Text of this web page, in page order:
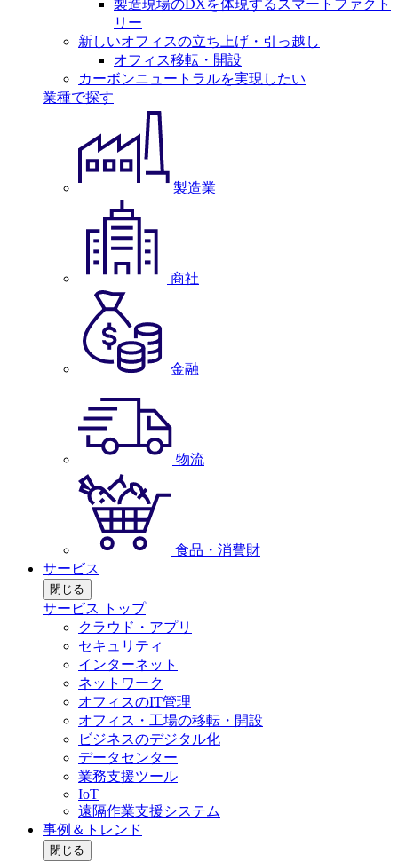
製造現場のDXを体現するスマートファクト
リー
新しいオフィスの立ち上げ・引っ越し
オフィス移転・開設
カーボンニュートラルを実現したい
業種で探す
製造業
商社
金融
物流
食品・消費財
サービス
閉じる
サービス トップ
クラウド・アプリ
セキュリティ
インターネット
ネットワーク
オフィスのIT管理
オフィス・工場の移転・開設
ビジネスのデジタル化
データセンター
業務支援ツール
IoT
遠隔作業支援システム
事例＆トレンド
閉じる